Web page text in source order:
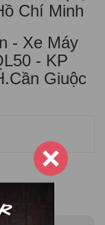
Chí Minh
- Xe Máy
- KP
Giuộc